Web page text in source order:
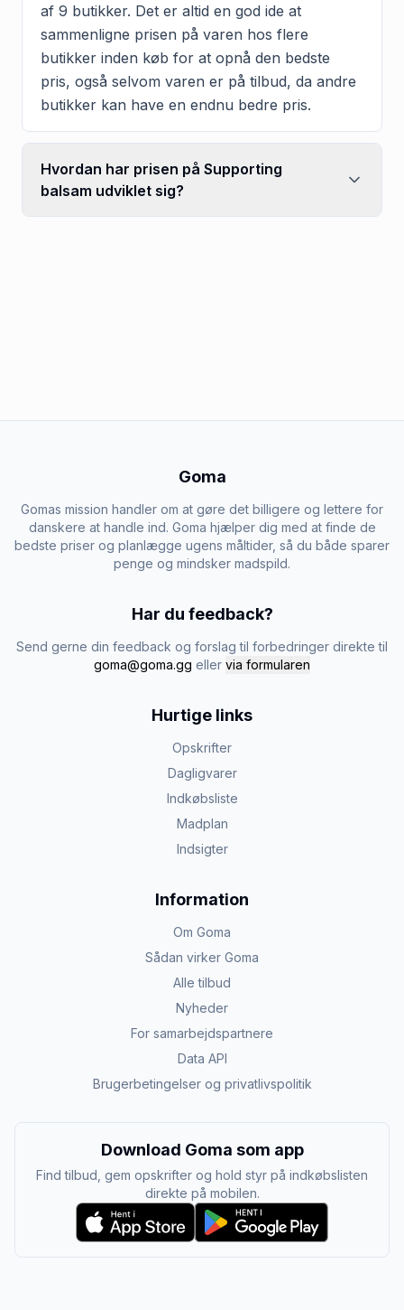
af 9 butikker. Det er altid en god ide at
sammenligne prisen på varen hos flere
butikker inden køb for at opnå den bedste
pris, også selvom varen er på tilbud, da andre
butikker kan have en endnu bedre pris.
Hvordan har prisen på Supporting
balsam udviklet sig?
Goma
Gomas mission handler om at gøre det billigere og lettere for
danskere at handle ind. Goma hjælper dig med at finde de
bedste priser og planlægge ugens måltider, så du både sparer
penge og mindsker madspild.
Har du feedback?
Send gerne din feedback og forslag til forbedringer direkte til
goma@goma.gg eller via formularen
Hurtige links
Opskrifter
Dagligvarer
Indkøbsliste
Madplan
Indsigter
Information
Om Goma
Sådan virker Goma
Alle tilbud
Nyheder
For samarbejdspartnere
Data API
Brugerbetingelser og privatlivspolitik
Download Goma som app
Find tilbud, gem opskrifter og hold styr på indkøbslisten
direkte på mobilen.